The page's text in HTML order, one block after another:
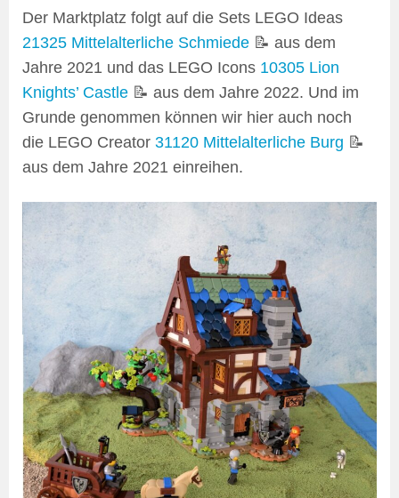
Der Marktplatz folgt auf die Sets LEGO Ideas
21325 Mittelalterliche Schmiede 📝 aus dem
Jahre 2021 und das LEGO Icons 10305 Lion
Knights’ Castle 📝 aus dem Jahre 2022. Und im
Grunde genommen können wir hier auch noch
die LEGO Creator 31120 Mittelalterliche Burg 📝
aus dem Jahre 2021 einreihen.